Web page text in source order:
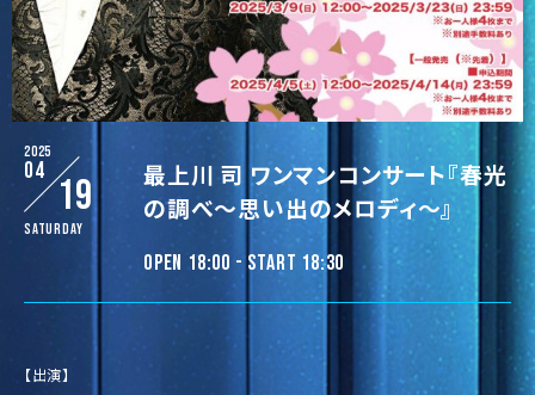
2025
04
19
Saturday
最上川 司 ワンマンコンサート『春光
の調べ〜思い出のメロディ〜』
OPEN 18:00 - START 18:30
【出演】